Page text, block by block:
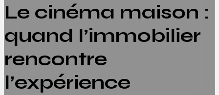
Le cinéma maison :
quand l’immobilier
rencontre
l’expérience